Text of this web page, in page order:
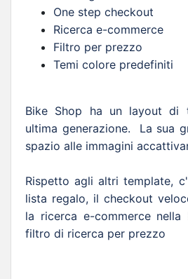
One step checkout
Ricerca e-commerce
Filtro per prezzo
Temi colore predefiniti
Bike Shop ha un layout di
ultima generazione.  La sua
spazio alle immagini
Rispetto agli altri template,
lista regalo, il checkout
la ricerca e-commerce nella
filtro di ricerca per prezzo